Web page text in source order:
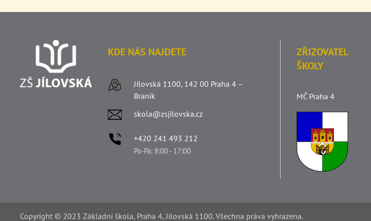
KDE NÁS NAJDETE
Jílovská 1100, 142 00 Praha 4 –
Braník
skola@zsjilovska.cz
+420 241 493 212
Po-Pá: 8:00 - 17:00
ZŘIZOVATEL
ŠKOLY
MČ Praha 4
Copyright © 2023 Základní škola, Praha 4, Jílovská 1100. Všechna práva vyhrazena.